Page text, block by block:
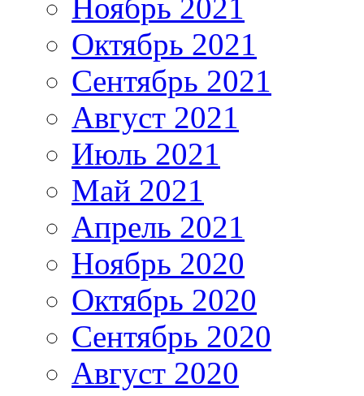
Ноябрь 2021
Октябрь 2021
Сентябрь 2021
Август 2021
Июль 2021
Май 2021
Апрель 2021
Ноябрь 2020
Октябрь 2020
Сентябрь 2020
Август 2020